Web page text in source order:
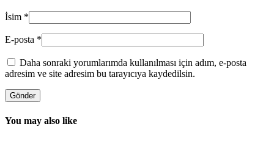
İsim *
E-posta *
Daha sonraki yorumlarımda kullanılması için adım, e-posta
adresim ve site adresim bu tarayıcıya kaydedilsin.
You may also like